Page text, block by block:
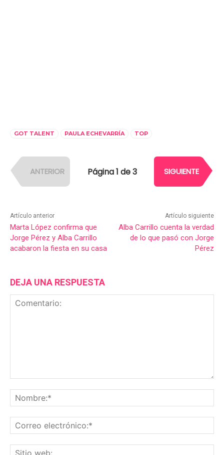
GOT TALENT PAULA ECHEVARRÍA TOP
ANTERIOR Página 1 de 3 SIGUIENTE
Artículo anterior
Marta López confirma que
Jorge Pérez y Alba Carrillo
acabaron la fiesta en su casa
Artículo siguiente
Alba Carrillo cuenta la verdad
de lo que pasó con Jorge
Pérez
DEJA UNA RESPUESTA